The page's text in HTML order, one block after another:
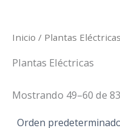
Inicio / Plantas Eléctricas
Plantas Eléctricas
Mostrando 49–60 de